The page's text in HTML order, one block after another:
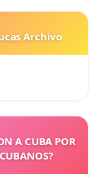
Archivo
A CUBA POR